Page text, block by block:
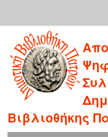
navigation
Βιβλιοθήκης